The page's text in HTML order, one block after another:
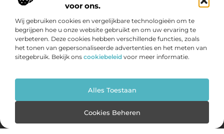
voor ons.
Wij gebruiken cookies en vergelijkbare technologieën om te
begrijpen hoe u onze website gebruikt en om uw ervaring te
verbeteren. Deze cookies hebben verschillende functies, zoals
het tonen van gepersonaliseerde advertenties en het meten van
sitegebruik. Bekijk ons cookiebeleid voor meer informatie.
Alles Toestaan
Cookies Beheren
Bericht categorie
Onze informatie
Cookiebeleid (EU)
@2025 www.bas-kappers.nl. All Right Reserved.